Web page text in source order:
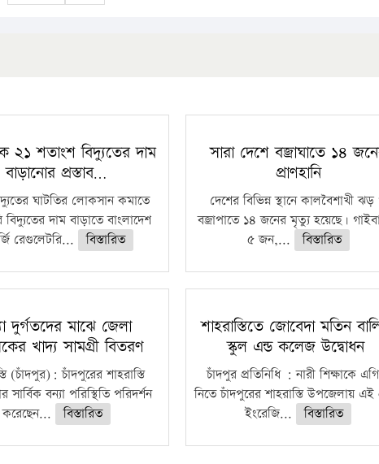
২১ শতাংশ বিদ্যুতের দাম
বাড়ানোর প্রস্তাব…
ঘাটতির লোকসান কমাতে
বিদ্যুতের দাম বাড়াতে বাংলাদেশ
রেগুলেটরি...
বিস্তারিত
সারা দেশে বজ্রাঘাতে ১৪
প্রাণহানি
দেশের বিভিন্ন স্থানে কালবৈশাখী
বজ্রাপাতে ১৪ জনের মৃত্যু হয়েছে।
৫ জন,...
বিস্তারিত
দুর্গতদের মাঝে জেলা
খাদ্য সামগ্রী বিতরণ
(চাঁদপুর): চাঁদপুরের শাহরাস্তি
বন্যা পরিস্থিতি পরিদর্শন
করেছেন...
বিস্তারিত
শাহরাস্তিতে জোবেদা মতিন
স্কুল এন্ড কলেজ উদ্বোধন
চাঁদপুর প্রতিনিধি : নারী শিক্ষাকে
নিতে চাঁদপুরের শাহরাস্তি উপজেলায় এই
ইংরেজি...
বিস্তারিত